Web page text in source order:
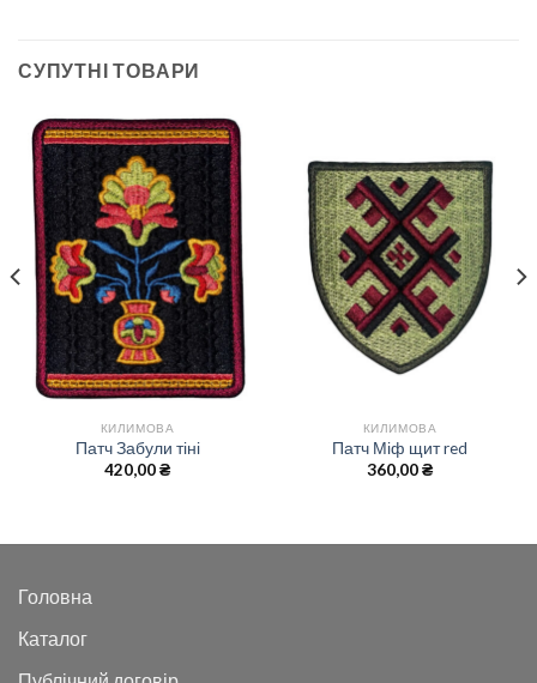
СУПУТНІ ТОВАРИ
КИЛИМОВА
Патч Забули тіні
420,00₴
КИЛИМОВА
Патч Міф щит red
360,00₴
Головна
Каталог